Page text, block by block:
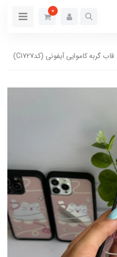
0
قاب گربه کاموایی آیفونی (کدC1727)